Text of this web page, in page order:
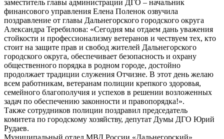
заместитель главы администрации ДГО – начальник
финансового управления Елена Поленок озвучила
поздравление от главы Дальнегорского городского округа
Александра Теребилова: «Сегодня мы отдаем дань уважения
стойкости и профессионализму ветеранов и чествуем тех, кто
стоит на защите прав и свобод жителей Дальнегорского
городского округа, обеспечивает безопасность и охрану
общественного порядка в родном городе, достойно
продолжает традиции служения Отчизне. В этот день желаю
всем работникам, ветеранам полиции крепкого здоровья,
семейного благополучия и успехов в решении возложенных
задач по обеспечению законности и правопорядка!».
Также сотрудников полиции поздравил председатель
комитета по городскому хозяйству, депутат Думы ДГО Юрий
Рудаев.
Муниципальный отдел МВД России «Дальнегорский»